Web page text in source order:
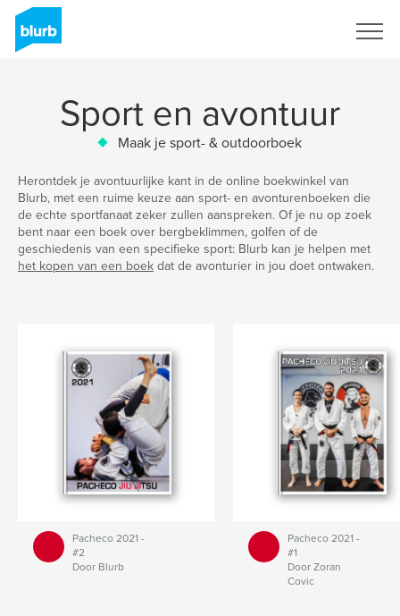
Sport en avontuur
Maak je sport- & outdoorboek
Herontdek je avontuurlijke kant in de online boekwinkel van
Blurb, met een ruime keuze aan sport- en avonturenboeken die
de echte sportfanaat zeker zullen aanspreken. Of je nu op zoek
bent naar een boek over bergbeklimmen, golfen of de
geschiedenis van een specifieke sport: Blurb kan je helpen met
het kopen van een boek dat de avonturier in jou doet ontwaken.
Pacheco 2021 -
#2
Door Blurb
Pacheco 2021 -
#1
Door Zoran
Covic